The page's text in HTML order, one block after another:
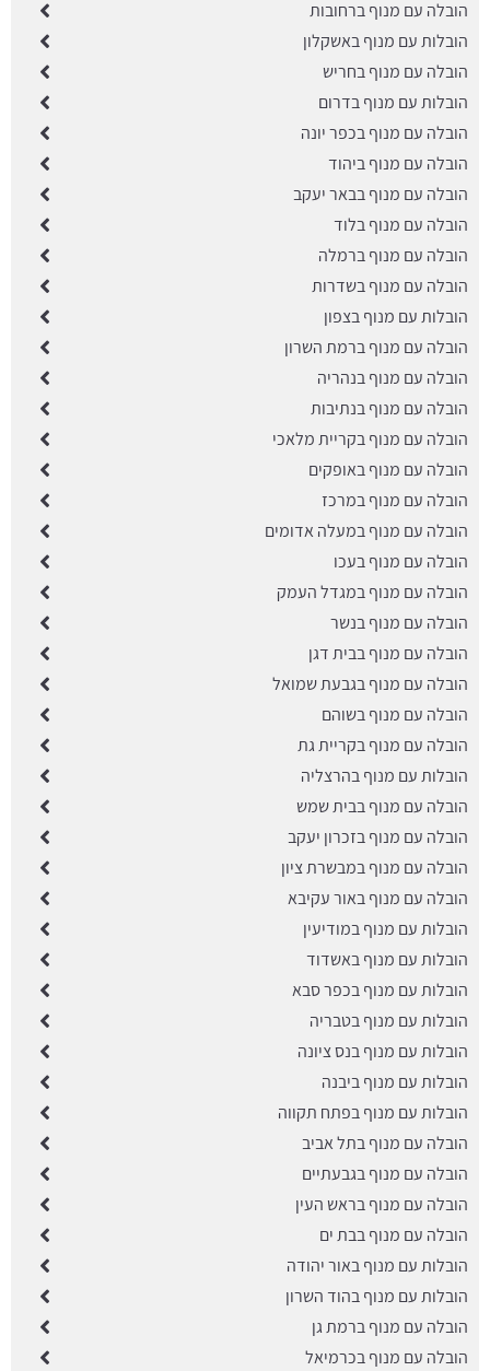
הובלה עם מנוף ברחובות
הובלות עם מנוף באשקלון
הובלה עם מנוף בחריש
הובלות עם מנוף בדרום
הובלה עם מנוף בכפר יונה
הובלה עם מנוף ביהוד
הובלה עם מנוף בבאר יעקב
הובלה עם מנוף בלוד
הובלה עם מנוף ברמלה
הובלה עם מנוף בשדרות
הובלות עם מנוף בצפון
הובלה עם מנוף ברמת השרון
הובלה עם מנוף בנהריה
הובלה עם מנוף בנתיבות
הובלה עם מנוף בקריית מלאכי
הובלה עם מנוף באופקים
הובלה עם מנוף במרכז
הובלה עם מנוף במעלה אדומים
הובלה עם מנוף בעכו
הובלה עם מנוף במגדל העמק
הובלה עם מנוף בנשר
הובלה עם מנוף בבית דגן
הובלה עם מנוף בגבעת שמואל
הובלה עם מנוף בשוהם
הובלה עם מנוף בקריית גת
הובלות עם מנוף בהרצליה
הובלה עם מנוף בבית שמש
הובלה עם מנוף בזכרון יעקב
הובלה עם מנוף במבשרת ציון
הובלה עם מנוף באור עקיבא
הובלות עם מנוף במודיעין
הובלות עם מנוף באשדוד
הובלות עם מנוף בכפר סבא
הובלות עם מנוף בטבריה
הובלות עם מנוף בנס ציונה
הובלות עם מנוף ביבנה
הובלות עם מנוף בפתח תקווה
הובלה עם מנוף בתל אביב
הובלה עם מנוף בגבעתיים
הובלה עם מנוף בראש העין
הובלה עם מנוף בבת ים
הובלות עם מנוף באור יהודה
הובלות עם מנוף בהוד השרון
הובלה עם מנוף ברמת גן
הובלה עם מנוף בכרמיאל